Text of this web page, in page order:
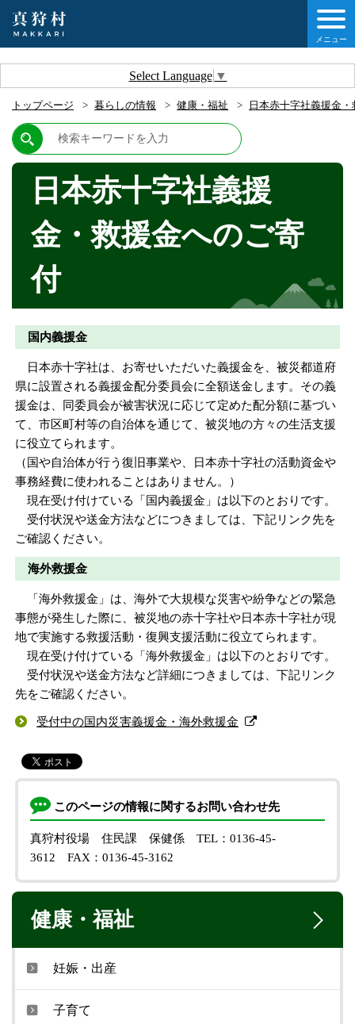
Select Language ▼
メニュー
トップページ 暮らしの情報 健康・福祉 日本赤十字社義援金
日本赤十字社義援
金・救援金へのご寄
付
国内義援金
日本赤十字社は、お寄せいただいた義援金を、被災都道府
県に設置される義援金配分委員会に全額送金します。その義
援金は、同委員会が被害状況に応じて定めた配分額に基づい
て、市区町村等の自治体を通じて、被災地の方々の生活支援
に役立てられます。
（国や自治体が行う復旧事業や、日本赤十字社の活動資金や
事務経費に使われることはありません。）
現在受け付けている「国内義援金」は以下のとおりです。
受付状況や送金方法などにつきましては、下記リンク先を
ご確認ください。
海外救援金
「海外救援金」は、海外で大規模な災害や紛争などの緊急
事態が発生した際に、被災地の赤十字社や日本赤十字社が現
地で実施する救援活動・復興支援活動に役立てられます。
現在受け付けている「海外救援金」は以下のとおりです。
受付状況や送金方法など詳細につきましては、下記リンク
先をご確認ください。
受付中の国内災害義援金・海外救援金
このページの情報に関するお問い合わせ先
真狩村役場 住民課 保健係
TEL：0136-45-
3612
FAX：0136-45-3162
健康・福祉
妊娠・出産
子育て
の情報
報
について
移住・定住ガイド